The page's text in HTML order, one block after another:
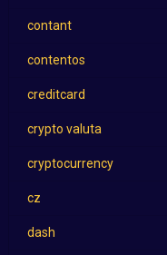
contant
contentos
creditcard
crypto valuta
cryptocurrency
cz
dash